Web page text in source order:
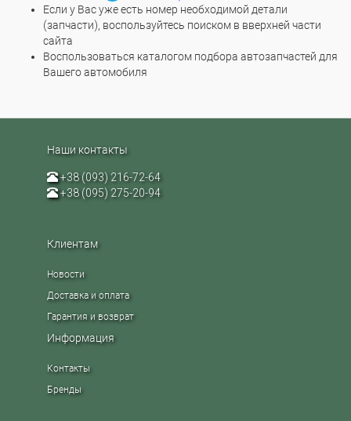
Если у Вас уже есть номер необходимой детали
(запчасти), воспользуйтесь поиском в вверхней части
сайта
Воспользоваться каталогом подбора автозапчастей для
Вашего автомобиля
Наши контакты
+38 (093) 216-72-64
+38 (095) 275-20-94
Клиентам
Новости
Доставка и оплата
Гарантия и возврат
Информация
Контакты
Бренды